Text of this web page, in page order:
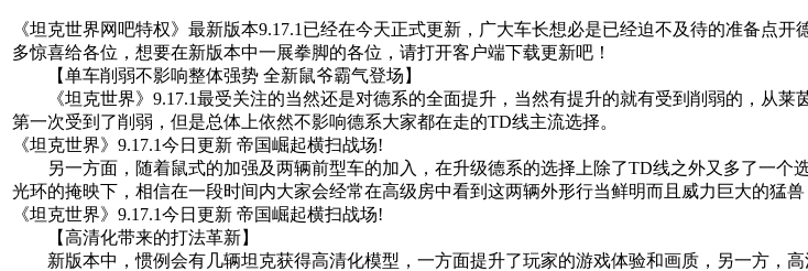
《坦克世界网吧特权》最新版本9.17.1已经在今天正式更新，广大车长想必是已经迫不及待的准备点
多惊喜给各位，想要在新版本中一展拳脚的各位，请打开客户端下载更新吧！
【单车削弱不影响整体强势 全新鼠爷霸气登场】
《坦克世界》9.17.1最受关注的当然还是对德系的全面提升，当然有提升的就有受到削弱的，从莱
第一次受到了削弱，但是总体上依然不影响德系大家都在走的TD线主流选择。
《坦克世界》9.17.1今日更新 帝国崛起横扫战场!
另一方面，随着鼠式的加强及两辆前型车的加入，在升级德系的选择上除了TD线之外又多了一个
光环的掩映下，相信在一段时间内大家会经常在高级房中看到这两辆外形行当鲜明而且威力巨大的猛兽
《坦克世界》9.17.1今日更新 帝国崛起横扫战场!
【高清化带来的打法革新】
新版本中，惯例会有几辆坦克获得高清化模型，一方面提升了玩家的游戏体验和画质，另一方，